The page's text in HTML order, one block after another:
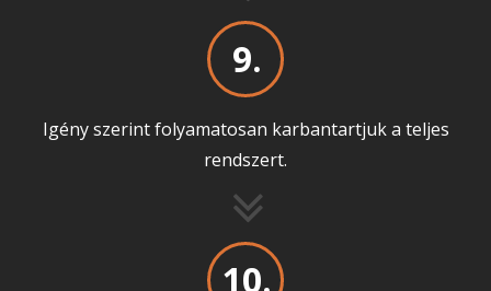
9.
Igény szerint folyamatosan karbantartjuk a teljes
rendszert.
10.